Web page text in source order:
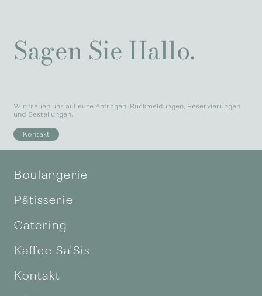
Sagen Sie Hallo.
Wir freuen uns auf eure Anfragen, Rückmeldungen, Reservierungen
und Bestellungen.
Kontakt
Boulangerie
Pâtisserie
Catering
Kaffee Sa'Sis
Kontakt